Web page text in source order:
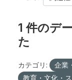
1 件のデ
た
カテゴリ: 企業
教育・文化・